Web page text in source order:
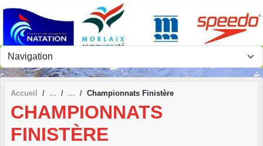
Accueil Championnats Finistère
CHAMPIONNATS
FINISTÈRE